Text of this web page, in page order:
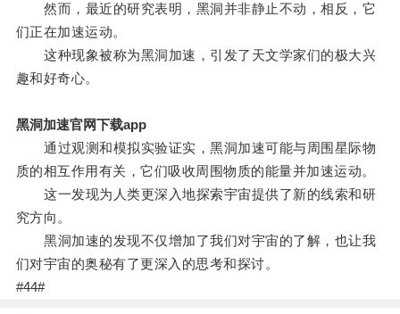
然而，最近的研究表明，黑洞并非静止不动，相反，它
们正在加速运动。
这种现象被称为黑洞加速，引发了天文学家们的极大兴
趣和好奇心。
黑洞加速官网下载app
通过观测和模拟实验证实，黑洞加速可能与周围星际物
质的相互作用有关，它们吸收周围物质的能量并加速运动。
这一发现为人类更深入地探索宇宙提供了新的线索和研
究方向。
黑洞加速的发现不仅增加了我们对宇宙的了解，也让我
们对宇宙的奥秘有了更深入的思考和探讨。
#44#